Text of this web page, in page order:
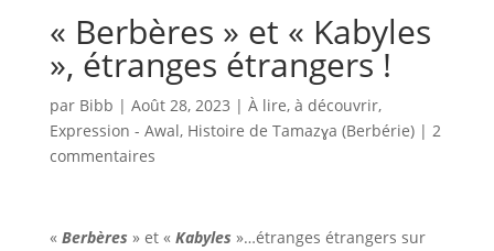
« Berbères » et « Kabyles
», étranges étrangers !
par Bibb | Août 28, 2023 | À lire, à découvrir,
Expression - Awal, Histoire de Tamazɣa (Berbérie)| 2
commentaires
« Berbères » et « Kabyles »…étranges étrangers sur